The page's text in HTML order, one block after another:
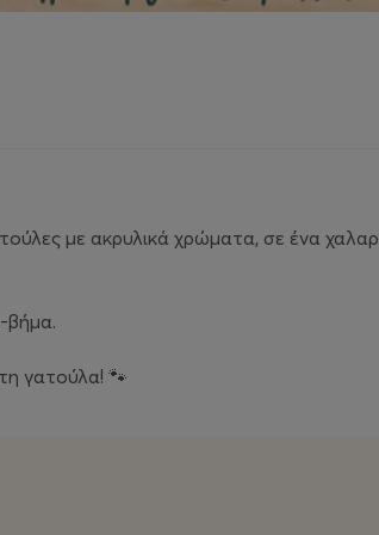
με ακρυλικά χρώματα, σε ένα
βήμα.
γατούλα! 🐾